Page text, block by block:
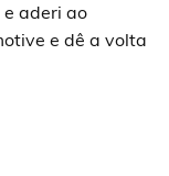
aderi ao
e dê a volta